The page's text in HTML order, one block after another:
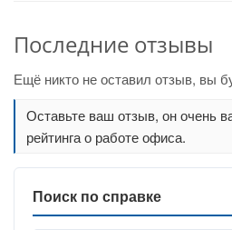
Последние отзывы
Ещё никто не оставил отзыв, вы
Оставьте ваш отзыв, он очень
рейтинга о работе офиса.
Поиск по справке